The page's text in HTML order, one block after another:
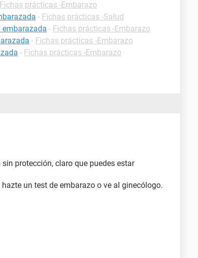
Fichas prácticas -Embarazo
- Fichas prácticas -Salud
embarazada - Fichas prácticas -Embarazo
- Fichas prácticas -Embarazo
- Fichas prácticas -Embarazo
protección, claro que puedes estar
un test de embarazo o ve al ginecólogo.